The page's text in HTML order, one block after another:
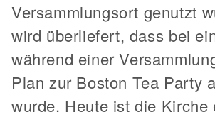
Versammlungsort genutzt
wird überliefert, dass bei
während einer
Plan zur Boston Tea Party
wurde. Heute ist die Kirche